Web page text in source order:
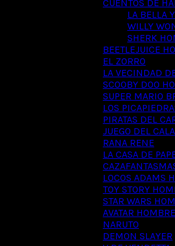
CUENTOS DE
LA BELLA
WILLY
SHERK
BEETLEJUICE
EL ZORRO
LA VECINDAD
SCOOBY DOO
SUPER MARIO
LOS
PIRATAS DEL
JUEGO DEL
RANA RENE
LA CASA DE
LOCOS ADAMS
TOY STORY
STAR WARS
AVATAR HOMBRE
NARUTO
DEMON SLAYER